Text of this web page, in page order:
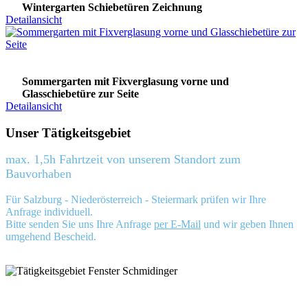
Wintergarten Schiebetüren Zeichnung
Detailansicht
Sommergarten mit Fixverglasung vorne und
Glasschiebetüre zur Seite
Detailansicht
Unser Tätigkeitsgebiet
max. 1,5h Fahrtzeit von unserem Standort zum
Bauvorhaben
Für Salzburg - Niederösterreich - Steiermark prüfen wir Ihre
Anfrage individuell.
Bitte senden Sie uns Ihre Anfrage per E-Mail und wir geben Ihnen
umgehend Bescheid.